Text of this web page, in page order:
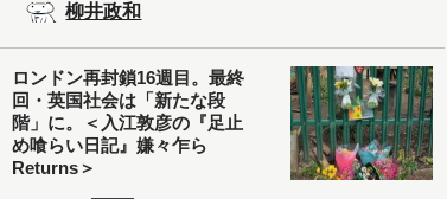
柳井政和
ロンドン再封鎖16週目。最終
回・英国社会は「新たな段
階」に。＜入江敦彦の『足止
め喰らい日記』嫌々乍ら
Returns＞